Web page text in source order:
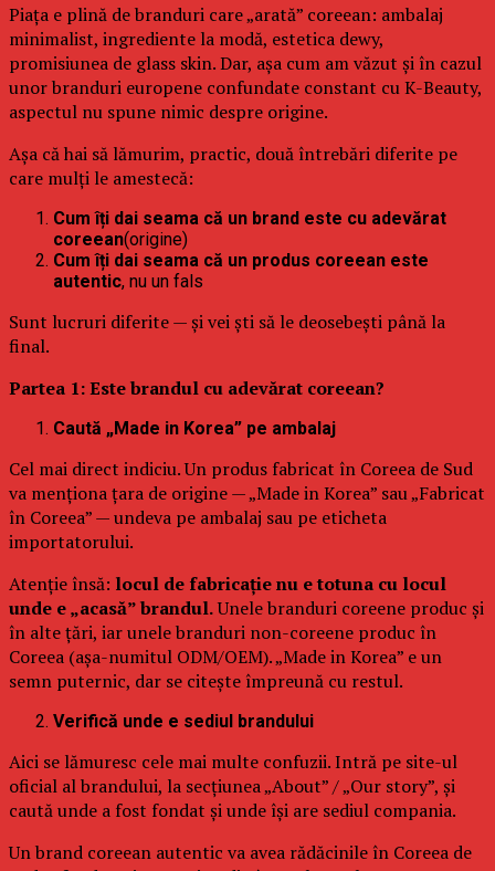
Piața e plină de branduri care „arată” coreean: ambalaj
minimalist, ingrediente la modă, estetica dewy,
promisiunea de glass skin. Dar, așa cum am văzut și în cazul
unor branduri europene confundate constant cu K-Beauty,
aspectul nu spune nimic despre origine.
Așa că hai să lămurim, practic, două întrebări diferite pe
care mulți le amestecă:
Cum îți dai seama că un brand este cu adevărat
coreean(origine)
Cum îți dai seama că un produs coreean este
autentic, nu un fals
Sunt lucruri diferite — și vei ști să le deosebești până la
final.
Partea 1: Este brandul cu adevărat coreean?
Caută „Made in Korea” pe ambalaj
Cel mai direct indiciu. Un produs fabricat în Coreea de Sud
va menționa țara de origine — „Made in Korea” sau „Fabricat
în Coreea” — undeva pe ambalaj sau pe eticheta
importatorului.
Atenție însă: locul de fabricație nu e totuna cu locul
unde e „acasă” brandul.Unele branduri coreene produc și
în alte țări, iar unele branduri non-coreene produc în
Coreea (așa-numitul ODM/OEM). „Made in Korea” e un
semn puternic, dar se citește împreună cu restul.
Verifică unde e sediul brandului
Aici se lămuresc cele mai multe confuzii. Intră pe site-ul
oficial al brandului, la secțiunea „About” / „Our story”, și
caută unde a fost fondat și unde își are sediul compania.
Un brand coreean autentic va avea rădăcinile în Coreea de